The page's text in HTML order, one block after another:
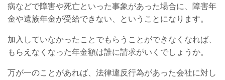
病などで障害や死亡といった事象があった場合に、障害年
金や遺族年金が受給できない、ということになります。
加入していなかったことでもらうことができなくなれば、
もらえなくなった年金額は誰に請求がいくでしょうか。
万が一のことがあれば、法律違反行為があった会社に対し